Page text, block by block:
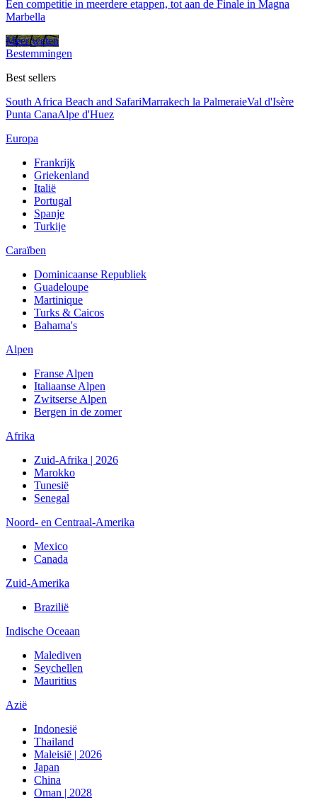
Een competitie in meerdere etappen, tot aan de Finale in Magna
Marbella
Meer weten
Bestemmingen
Best sellers
South Africa Beach and SafariMarrakech la PalmeraieVal d'Isère
Punta CanaAlpe d'Huez
Europa
Frankrijk
Griekenland
Italië
Portugal
Spanje
Turkije
Caraïben
Dominicaanse Republiek
Guadeloupe
Martinique
Turks & Caicos
Bahama's
Alpen
Franse Alpen
Italiaanse Alpen
Zwitserse Alpen
Bergen in de zomer
Afrika
Zuid-Afrika | 2026
Marokko
Tunesië
Senegal
Noord- en Centraal-Amerika
Mexico
Canada
Zuid-Amerika
Brazilië
Indische Oceaan
Malediven
Seychellen
Mauritius
Azië
Indonesië
Thailand
Maleisië | 2026
Japan
China
Oman | 2028